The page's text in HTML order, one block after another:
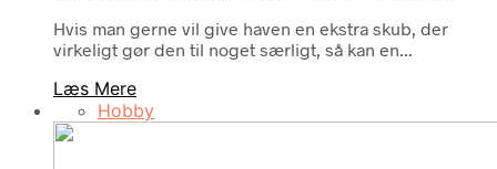
Hvis man gerne vil give haven en ekstra skub, der
virkeligt gør den til noget særligt, så kan en...
Læs Mere
Hobby